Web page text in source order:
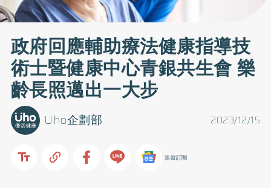
政府回應輔助療法健康指導技
術士暨健康中心青銀共生會 樂
齡長照邁出一大步
2023/12/15
Uho企劃部
追蹤訂閱